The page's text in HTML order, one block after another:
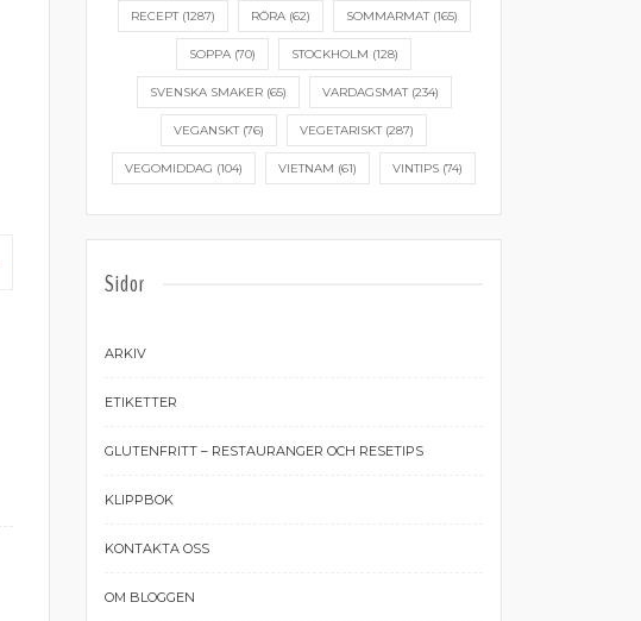
RECEPT(1287) RÖRA(62) SOMMARMAT(165)
SOPPA (70) STOCKHOLM (128)
SVENSKA SMAKER(65) VARDAGSMAT(234)
VEGANSKT(76) VEGETARISKT(287)
VEGOMIDDAG (104) VIETNAM (61) VINTIPS (74)
Sidor
ARKIV
ETIKETTER
GLUTENFRITT – RESTAURANGER OCH RESETIPS
KLIPPBOK
KONTAKTA OSS
OM BLOGGEN